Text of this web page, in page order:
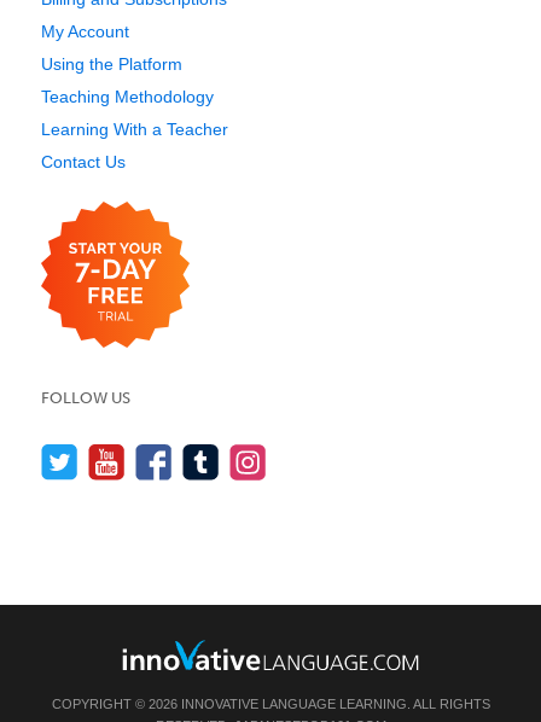
My Account
Using the Platform
Teaching Methodology
Learning With a Teacher
Contact Us
FOLLOW US
COPYRIGHT © 2026 INNOVATIVE LANGUAGE LEARNING. ALL RIGHTS